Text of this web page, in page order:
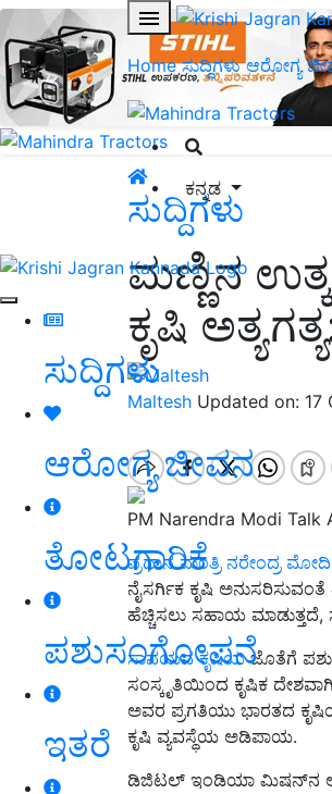
Home ಸುದ್ದಿಗಳು ಆರೋಗ್ಯ
ಕನ್ನಡ
ಸುದ್ದಿಗಳು
ಆರೋಗ್ಯ ಜೀವನ
ತೋಟಗಾರಿಕೆ
ಪಶುಸಂಗೋಪನೆ
ಇತರೆ
ಸುದ್ದಿಗಳು
ಮಣ್ಣಿನ
ಕೃಷಿ
Maltesh Updated on: 17
PM Narendra Modi
ಪ್ರಧಾನ ಮಂತ್ರಿ ನರೇಂದ್ರ ಮೋದಿ
ನೈಸರ್ಗಿಕ ಕೃಷಿ
ಹೆಚ್ಚಿಸಲು ಸಹಾಯ ಮಾಡುತ್ತದೆ,
ಸಾವಯವ ಕೃಷಿಯಜೊತೆಗೆ
ಸಂಸ್ಕೃತಿಯಿಂದ ಕೃಷಿಕ
ಅವರ ಪ್ರಗತಿಯು ಭಾರತದ
ಕೃಷಿ ವ್ಯವಸ್ಥೆಯ ಅಡಿಪಾಯ.
ಡಿಜಿಟಲ್ ಇಂಡಿಯಾ ಮಿಷನ್‌ನ